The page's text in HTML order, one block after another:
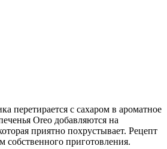
перетирается с сахаром в ароматное
Oreo добавляются на
приятно похрустывает. Рецепт
приготовления.